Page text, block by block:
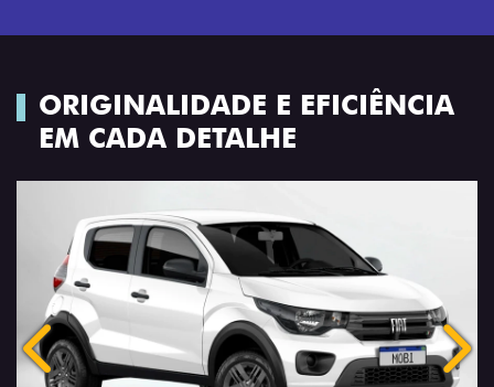
ORIGINALIDADE E EFICIÊNCIA
EM CADA DETALHE
Anterior